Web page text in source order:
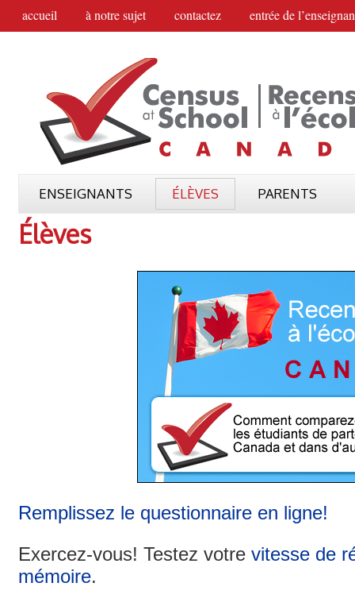
accueil à notre sujet contactez entrée de
ENSEIGNANTS ÉLÈVES PARENTS
Élèves
Remplissez le questionnaire en ligne!
Exercez-vous! Testez votre vitesse de
mémoire.